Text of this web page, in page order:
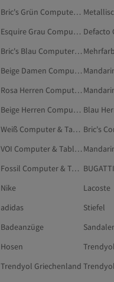
Bric's Grün Computer & Tablets
Esquire Grau Computer & Tablets
Bric's Blau Computer & Tablets
Beige Damen Computer & Tablets
Rosa Herren Computer & Tablets
Beige Herren Computer & Tablets
Weiß Computer & Tablets
VOI Computer & Tablets
Fossil Computer & Tablets
Nike
Lacoste
adidas
Stiefel
Badeanzüge
Hosen
Trendyol Griechenland